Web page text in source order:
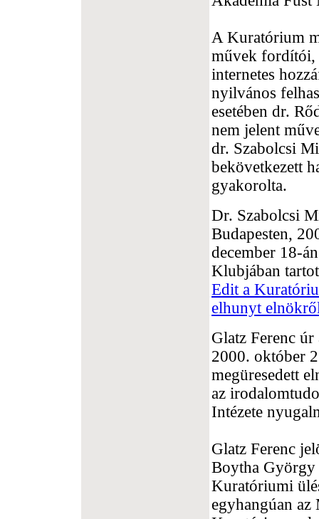
A Kuratórium
művek fordítói,
internetes
nyilvános
esetében dr.
nem jelent
dr. Szabolcsi
bekövetkezett
gyakorolta.
Dr. Szabolcsi
Budapesten,
december 18-
Klubjában
Edit a
elhunyt
Glatz Ferenc
2000. október
megüresedett
az
Intézete
Glatz Ferenc
Boytha György
Kuratóriumi
egyhangúan